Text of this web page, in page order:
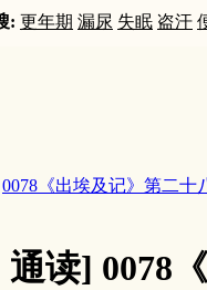
: 更年期 漏尿 失眠 盗汗
0078《出埃及记》第二十
通读] 0078